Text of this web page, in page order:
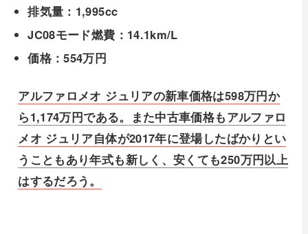
排気量：1,995cc
JC08モード燃費：14.1km/L
価格：554万円
アルファロメオ ジュリアの新車価格は598万円か
ら1,174万円である。また中古車価格もアルファロ
メオ ジュリア自体が2017年に登場したばかりとい
うこともあり年式も新しく、安くても250万円以上
はするだろう。